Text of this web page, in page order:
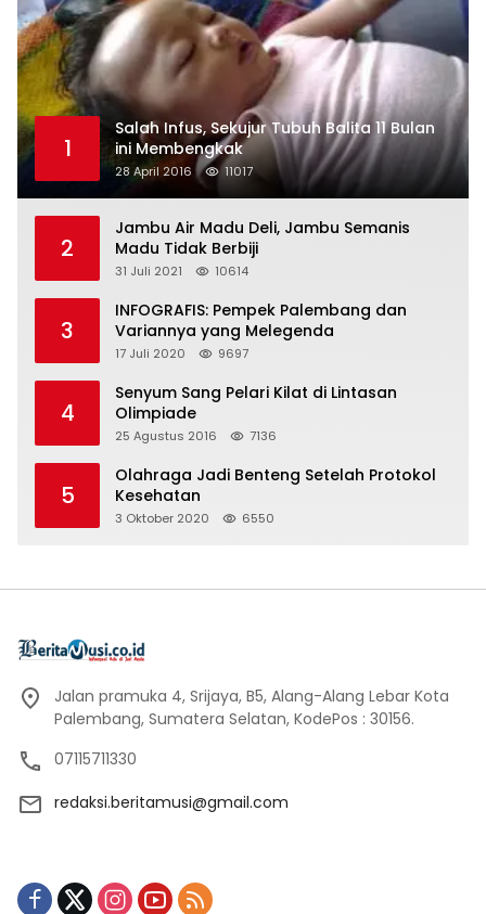
1
Salah Infus, Sekujur Tubuh Balita 11 Bulan
ini Membengkak
28 April 2016 11017
2
Jambu Air Madu Deli, Jambu Semanis
Madu Tidak Berbiji
31 Juli 2021 10614
3
INFOGRAFIS: Pempek Palembang dan
Variannya yang Melegenda
17 Juli 2020 9697
4
Senyum Sang Pelari Kilat di Lintasan
Olimpiade
25 Agustus 2016 7136
5
Olahraga Jadi Benteng Setelah Protokol
Kesehatan
3 Oktober 2020 6550
Jalan pramuka 4, Srijaya, B5, Alang-Alang Lebar Kota
Palembang, Sumatera Selatan, KodePos : 30156.
07115711330
redaksi.beritamusi@gmail.com